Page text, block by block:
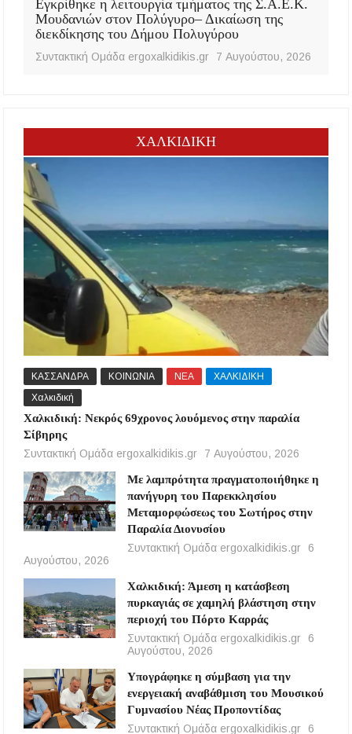
Εγκρίθηκε η λειτουργία τμήματος της Σ.Α.Ε.Κ.
Μουδανιών στον Πολύγυρο– Δικαίωση της
διεκδίκησης του Δήμου Πολυγύρου
Συντακτική Ομάδα ergoxalkidikis.gr 7 Αυγούστου, 2026
ΧΑΛΚΙΔΙΚΗ
ΚΑΣΣΑΝΔΡΑ ΚΟΙΝΩΝΙΑ ΝΕΑ
ΧΑΛΚΙΔΙΚΗ
Χαλκιδική
Χαλκιδική: Νεκρός 69χρονος λουόμενος στην παραλία
Σίβηρης
Συντακτική Ομάδα ergoxalkidikis.gr
7 Αυγούστου, 2026
Με λαμπρότητα πραγματοποιήθηκε η
πανήγυρη του Παρεκκλησίου
Μεταμορφώσεως του Σωτήρος στην
Παραλία Διονυσίου
Συντακτική Ομάδα ergoxalkidikis.gr
6
Αυγούστου, 2026
Χαλκιδική: Άμεση η κατάσβεση
πυρκαγιάς σε χαμηλή βλάστηση στην
περιοχή του Πόρτο Καρράς
Συντακτική Ομάδα ergoxalkidikis.gr
6
Αυγούστου, 2026
Υπογράφηκε η σύμβαση για την
ενεργειακή αναβάθμιση του Μουσικού
Γυμνασίου Νέας Προποντίδας
Συντακτική Ομάδα ergoxalkidikis.gr
6